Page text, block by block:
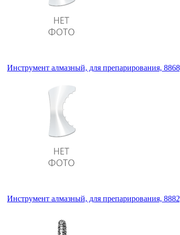
Инструмент алмазный, для препарирования,
Инструмент алмазный, для препарирования,